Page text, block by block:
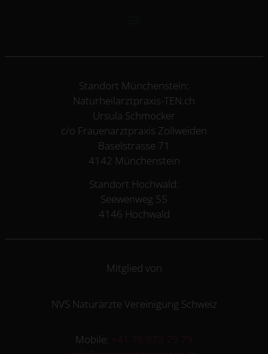
Standort Münchenstein:
Naturheilarztpraxis-TEN.ch
Ursula Schmocker
c/o Frauenarztpraxis Zollweiden
Baselstrasse 71
4142 Münchenstein
Standort Hochwald:
Seewenweg 55
4146 Hochwald
Mitglied von
NVS Naturärzte Vereinigung Schweiz
Mobile: +41 78 973 79 79